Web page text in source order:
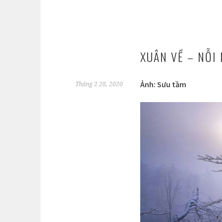
XUÂN VỀ – NỖI
Tháng 2 28, 2020 Ảnh: Sưu tầm